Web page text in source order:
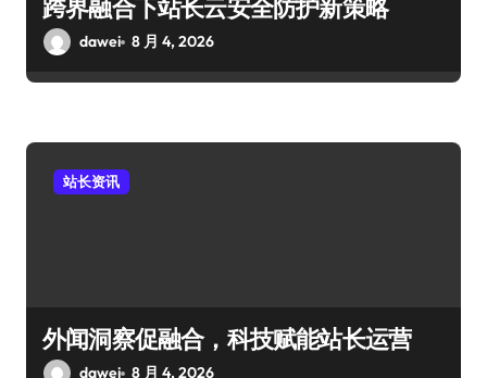
跨界融合下站长云安全防护新策略
dawei 8 月 4, 2026
站长资讯
外闻洞察促融合，科技赋能站长运营
dawei 8 月 4, 2026